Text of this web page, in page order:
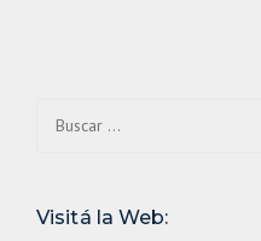
Visitá la Web: